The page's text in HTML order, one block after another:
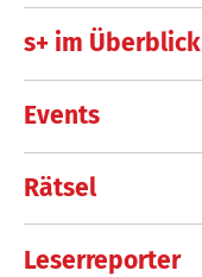
s+ im Überblick
Events
Rätsel
Leserreporter